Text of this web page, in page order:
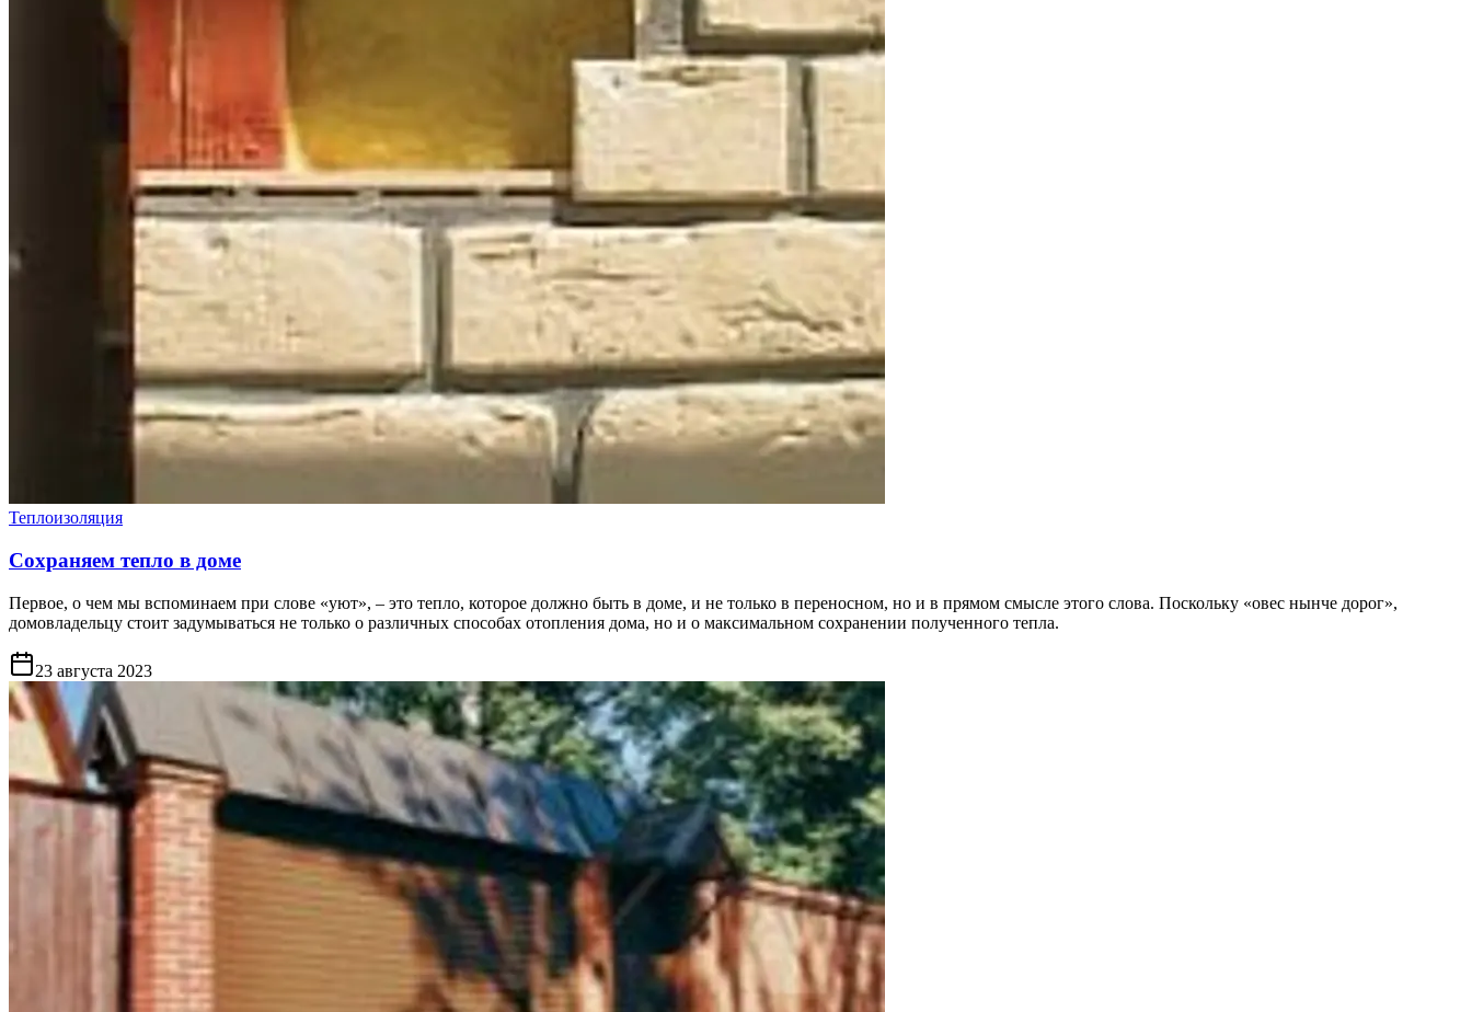
Теплоизоляция
Сохраняем тепло в доме
Первое, о чем мы вспоминаем при слове «уют», – это тепло, которое должно быть в доме, и не только в переносном, но и в прямом смысле этого слова. Поскольку «овес нынче дорог»,
домовладельцу стоит задумываться не только о различных способах отопления дома, но и о максимальном сохранении полученного тепла.
23 августа 2023